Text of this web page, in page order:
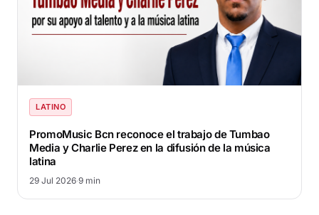
LATINO
PromoMusic Bcn reconoce el trabajo de Tumbao
Media y Charlie Perez en la difusión de la música
latina
29 Jul 2026·9 min